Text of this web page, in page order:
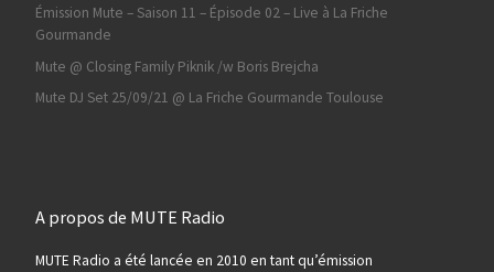
Émission Mute – Saison 11 – Épisode 02 – Live à La Friche
Gourmande
Mute @ Closing Family Piknik /w Boris Brejcha
Mute DJ Set 25/09/21 @ La Friche Gourmande Toulouse
A propos de MUTE Radio
MUTE Radio a été lancée en 2010 en tant qu’émission